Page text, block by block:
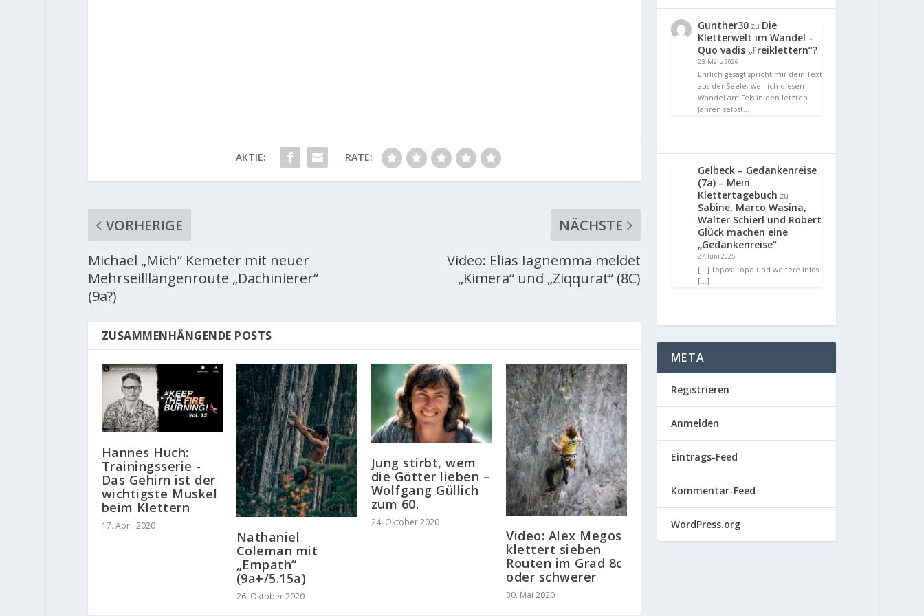
AKTIE: RATE:
VORHERIGE
Michael „Mich“ Kemeter mit neuer
Mehrseilllängenroute „Dachinierer“
(9a?)
NÄCHSTE
Video: Elias Iagnemma meldet
„Kimera“ und „Ziqqurat“ (8C)
ZUSAMMENHÄNGENDE POSTS
Hannes Huch:
Trainingsserie -
Das Gehirn ist der
wichtigste Muskel
beim Klettern
17. April 2020
Nathaniel
Coleman mit
„Empath“
(9a+/5.15a)
26. Oktober 2020
Jung stirbt, wem
die Götter lieben –
Wolfgang Güllich
zum 60.
24. Oktober 2020
Video: Alex Megos
klettert sieben
Routen im Grad 8c
oder schwerer
30. Mai 2020
Gunther30 zu Die
Kletterwelt im Wandel –
Quo vadis „Freiklettern“?
23. März 2026
Ehrlich gesagt spricht mir dein Text
aus der Seele, weil ich diesen
Wandel am Fels in den letzten
Jahren selbst…
Gelbeck – Gedankenreise
(7a) – Mein
Klettertagebuch zu
Sabine, Marco Wasina,
Walter Schierl und Robert
Glück machen eine
„Gedankenreise“
27. Juni 2025
[…] Topos: Topo und weitere Infos
[…]
META
Registrieren
Anmelden
Eintrags-Feed
Kommentar-Feed
WordPress.org